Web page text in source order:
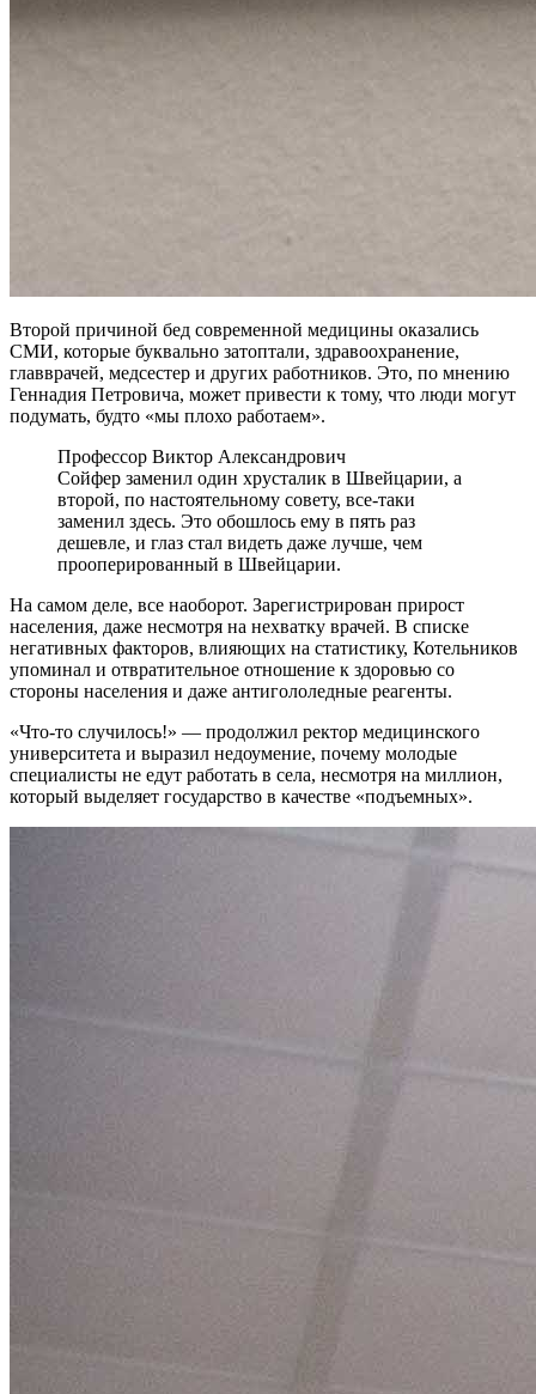
Второй причиной бед современной медицины оказались
СМИ, которые буквально затоптали, здравоохранение,
главврачей, медсестер и других работников. Это, по мнению
Геннадия Петровича, может привести к тому, что люди могут
подумать, будто «мы плохо работаем».
Профессор Виктор Александрович
Сойфер заменил один хрусталик в Швейцарии, а
второй, по настоятельному совету, все-таки
заменил здесь. Это обошлось ему в пять раз
дешевле, и глаз стал видеть даже лучше, чем
прооперированный в Швейцарии.
На самом деле, все наоборот. Зарегистрирован прирост
населения, даже несмотря на нехватку врачей. В списке
негативных факторов, влияющих на статистику, Котельников
упоминал и отвратительное отношение к здоровью со
стороны населения и даже антигололедные реагенты.
«Что-то случилось!» — продолжил ректор медицинского
университета и выразил недоумение, почему молодые
специалисты не едут работать в села, несмотря на миллион,
который выделяет государство в качестве «подъемных».